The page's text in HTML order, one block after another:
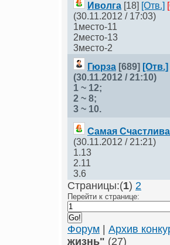
Иволга [18] [Отв.]
(30.11.2012 / 17:03)
1место-11
2место-13
3место-2
Гюрза [689] [Отв.]
(30.11.2012 / 21:10)
1 ~ 12;
2 ~ 8;
3 ~ 10.
Самая
(30.11.2012 / 21:21)
1.13
2.11
3.6
Страницы:(1) 2
Перейти к странице:
Форум Архив
жизнь" (27)